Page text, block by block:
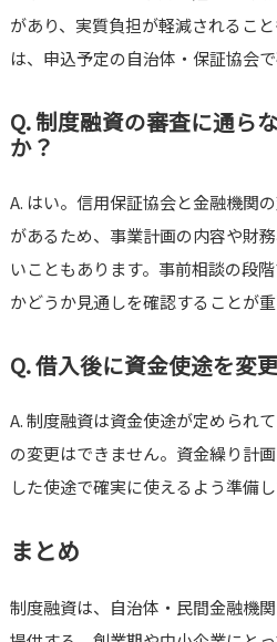
があり、実質負担が軽減されるこ
は、申込予定の自治体・保証協会
Q. 制度融資の審査に通ら
か？
A. はい。信用保証協会と金融機関
があるため、事業計画の内容や財
いこともあります。事前相談の段
かどうか見通しを確認することが重
Q. 借入後に資金使途を変
A. 制度融資は資金使途が定められ
の変更はできません。資金繰り計
した使途で確実に使えるよう準備し
まとめ
制度融資は、自治体・民間金融機